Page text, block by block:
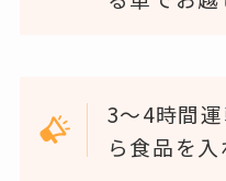
3～4時間
ら食品を入